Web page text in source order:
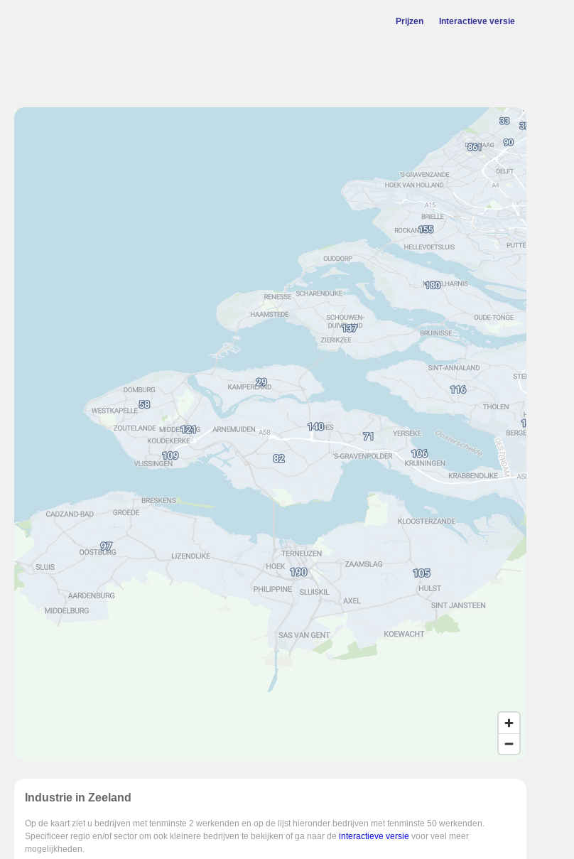
Prijzen Interactieve versie
Industrie in Zeeland
Op de kaart ziet u bedrijven met tenminste 2 werkenden en op de lijst hieronder bedrijven met tenminste 50 werkenden.
Specificeer regio en/of sector om ook kleinere bedrijven te bekijken of ga naar de interactieve versie voor veel meer
mogelijkheden.